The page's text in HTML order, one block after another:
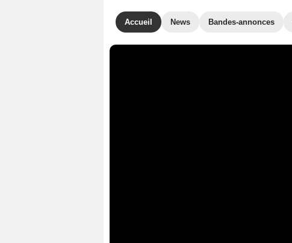
Accueil News Bandes-annonces